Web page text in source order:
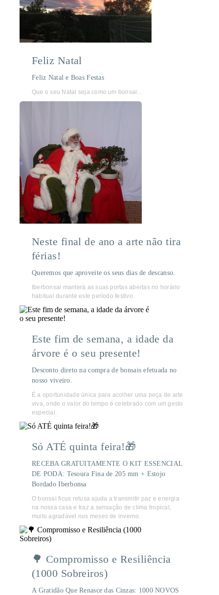
Feliz Natal
Feliz Natal e Boas Festas
Que o seu Natal seja como um bonsai...
Neste final de ano a arte não tira
férias!
Queremos que aproveite os seus dias de descanso.
Iberbonsai manterá as suas portas abertas no horário
habitual durante este período festivo.
Este fim de semana, a idade da
árvore é o seu presente!
Desconto direto na compra de bonsais efetuada no
nosso viveiro.
É a oportunidade única para acolher uma peça de arte
viva, onde o valor do tempo é celebrado com um gesto
especial.
Só ATÉ quinta feira!🎁
RECEBA GRATUITAMENTE O KIT ESSENCIAL
DE PODA: Tesoura Fina de 205 mm + Estojo
Bordado Iberbonsa
O bonsai ficus retusa ajuda a transmitir paz e energia
na nossa casa e traz a sensação de clima tropical,
muito agradável nos meses de inverno.
🌳 Compromisso e Resiliência
(1000 Sobreiros)
A Gratidão Que Renasce das Cinzas: 1000 NOVOS